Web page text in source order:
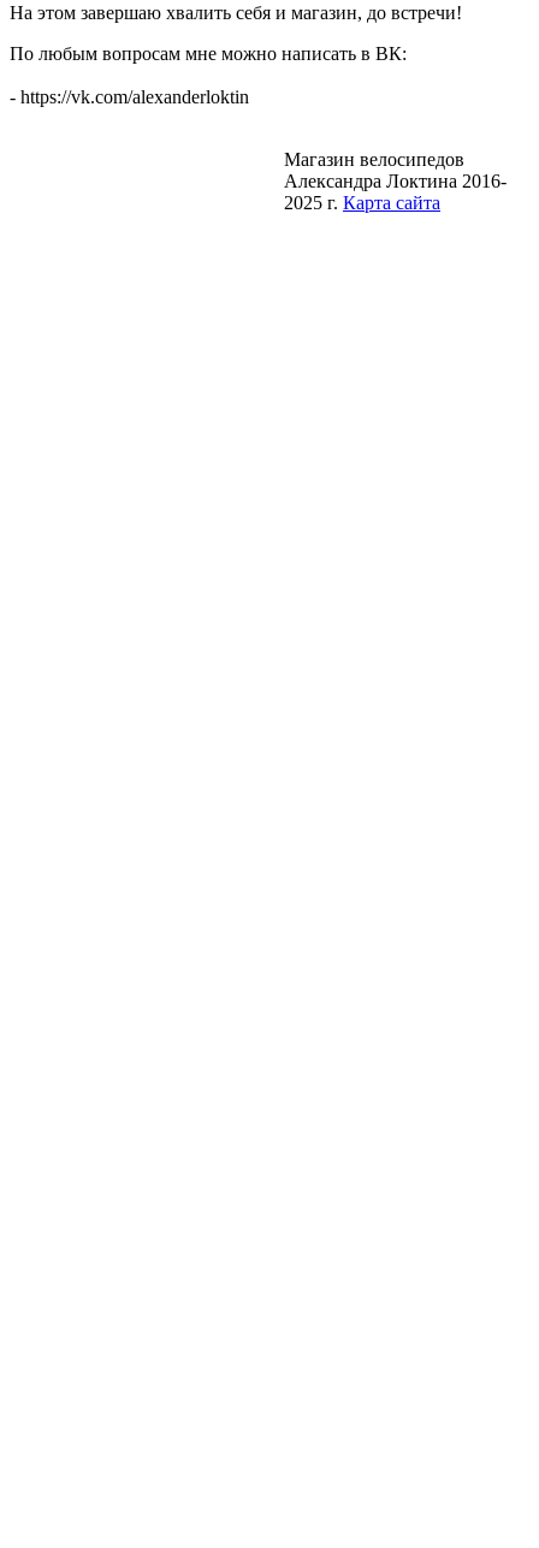
На этом завершаю хвалить себя и магазин, до встречи!
По любым вопросам мне можно написать в ВК:
- https://vk.com/alexanderloktin
Магазин велосипедов
Александра Локтина 2016-
2025 г. Карта сайта